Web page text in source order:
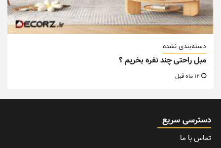
دسته‌بندی نشده
مبل راحتی چند نفره بخریم ؟
دسترسی سریع
تماس با ما